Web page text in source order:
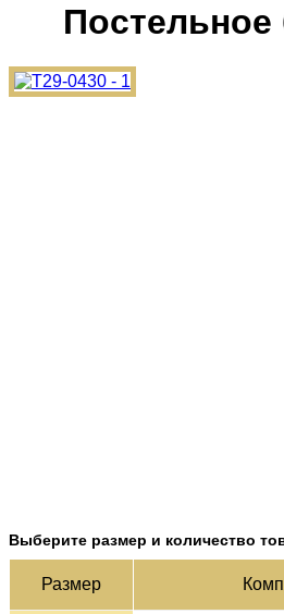
Постельное
Выберите размер и количество
Раз­мер